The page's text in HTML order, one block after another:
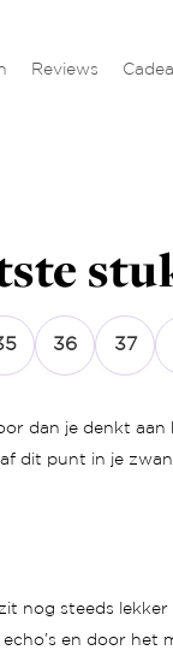
Reviews
36 37
dan je denkt aan
dit punt in je
nog steeds
en door het